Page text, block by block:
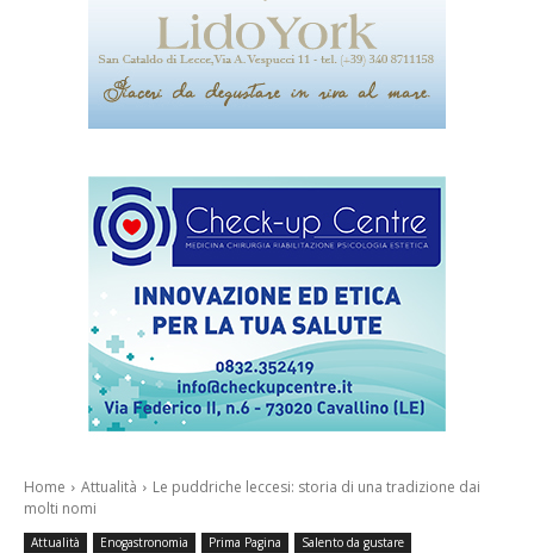
Home Attualità
Le puddriche leccesi: storia di una tradizione dai
molti nomi
Attualità Enogastronomia Prima Pagina Salento da gustare